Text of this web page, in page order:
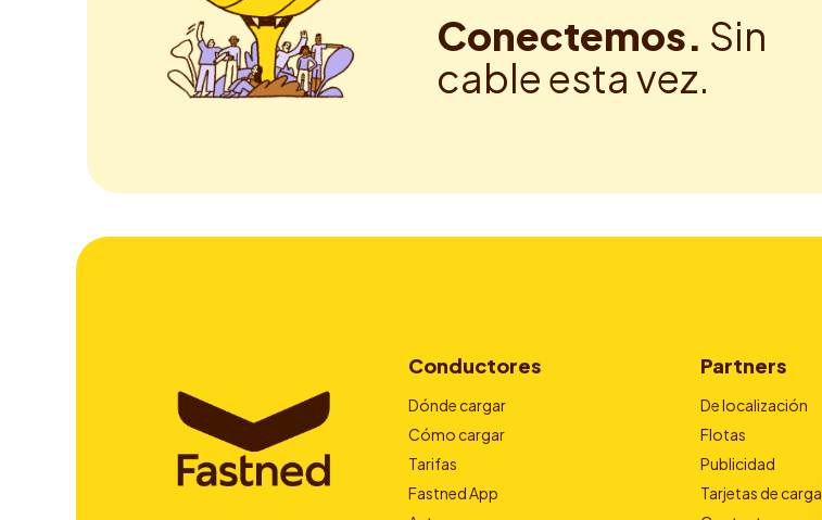
Conectemos. Sin
cable esta vez.
Conductores
Dónde cargar
Cómo cargar
Tarifas
Fastned App
Partners
De localización
Flotas
Publicidad
Tarjetas de carga